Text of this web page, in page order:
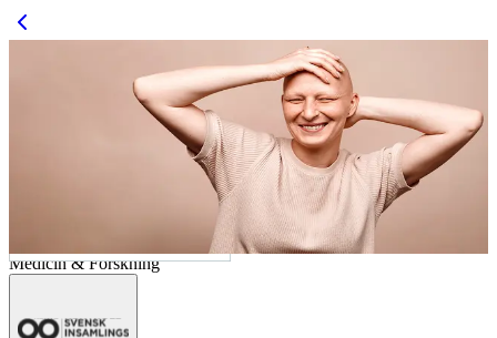
Medicin & Forskning